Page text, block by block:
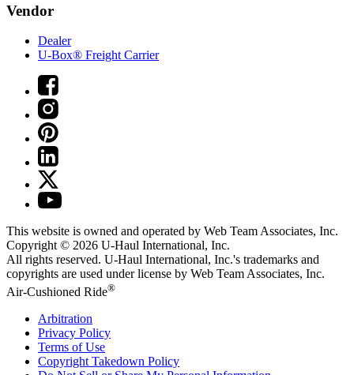
Vendor
Dealer
U-Box® Freight Carrier
This website is owned and operated by Web Team Associates, Inc.
Copyright © 2026 U-Haul International, Inc.
All rights reserved. U-Haul International, Inc.'s trademarks and
copyrights are used under license by Web Team Associates, Inc.
Air-Cushioned Ride®
Arbitration
Privacy Policy
Terms of Use
Copyright Takedown Policy